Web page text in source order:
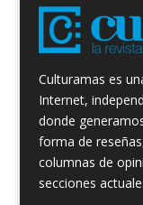
Culturamas es
Internet,
donde
forma de
columnas de
secciones